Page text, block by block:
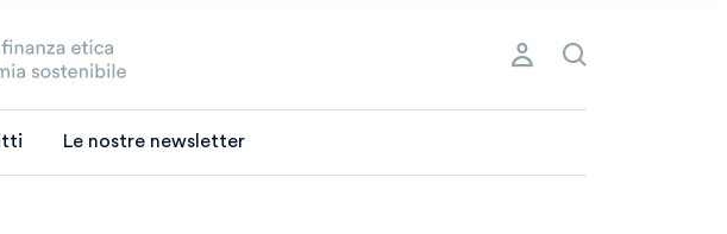
Le nostre newsletter